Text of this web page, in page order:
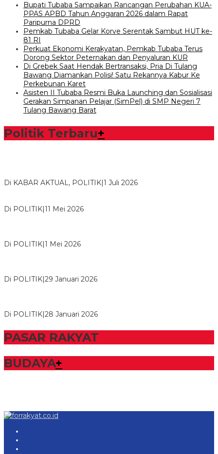
Bupati Tubaba Sampaikan Rancangan Perubahan KUA-
PPAS APBD Tahun Anggaran 2026 dalam Rapat
Paripurna DPRD
Pemkab Tubaba Gelar Korve Serentak Sambut HUT ke-
81 RI
Perkuat Ekonomi Kerakyatan, Pemkab Tubaba Terus
Dorong Sektor Peternakan dan Penyaluran KUR
Di Grebek Saat Hendak Bertransaksi, Pria Di Tulang
Bawang Diamankan Polisi! Satu Rekannya Kabur Ke
Perkebunan Karet
Asisten II Tubaba Resmi Buka Launching dan Sosialisasi
Gerakan Simpanan Pelajar (SimPel) di SMP Negeri 7
Tulang Bawang Barat
Politik Terbaru+
Di KABAR AKTUAL, POLITIK 1 Juli 2026
Di POLITIK 11 Mei 2026
Di POLITIK 1 Mei 2026
Di POLITIK 29 Januari 2026
Di POLITIK 28 Januari 2026
PASAR RAKYAT
BUDAYA+